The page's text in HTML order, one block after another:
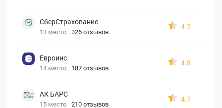
СберСтрахование
13 место 326 отзывов
4.5
Евроинс
14 место 187 отзывов
4.8
АК БАРС
15 место 210 отзывов
4.7